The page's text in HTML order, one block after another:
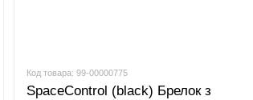
Код товара: 99-00000775
SpaceControl (black) Брелок з